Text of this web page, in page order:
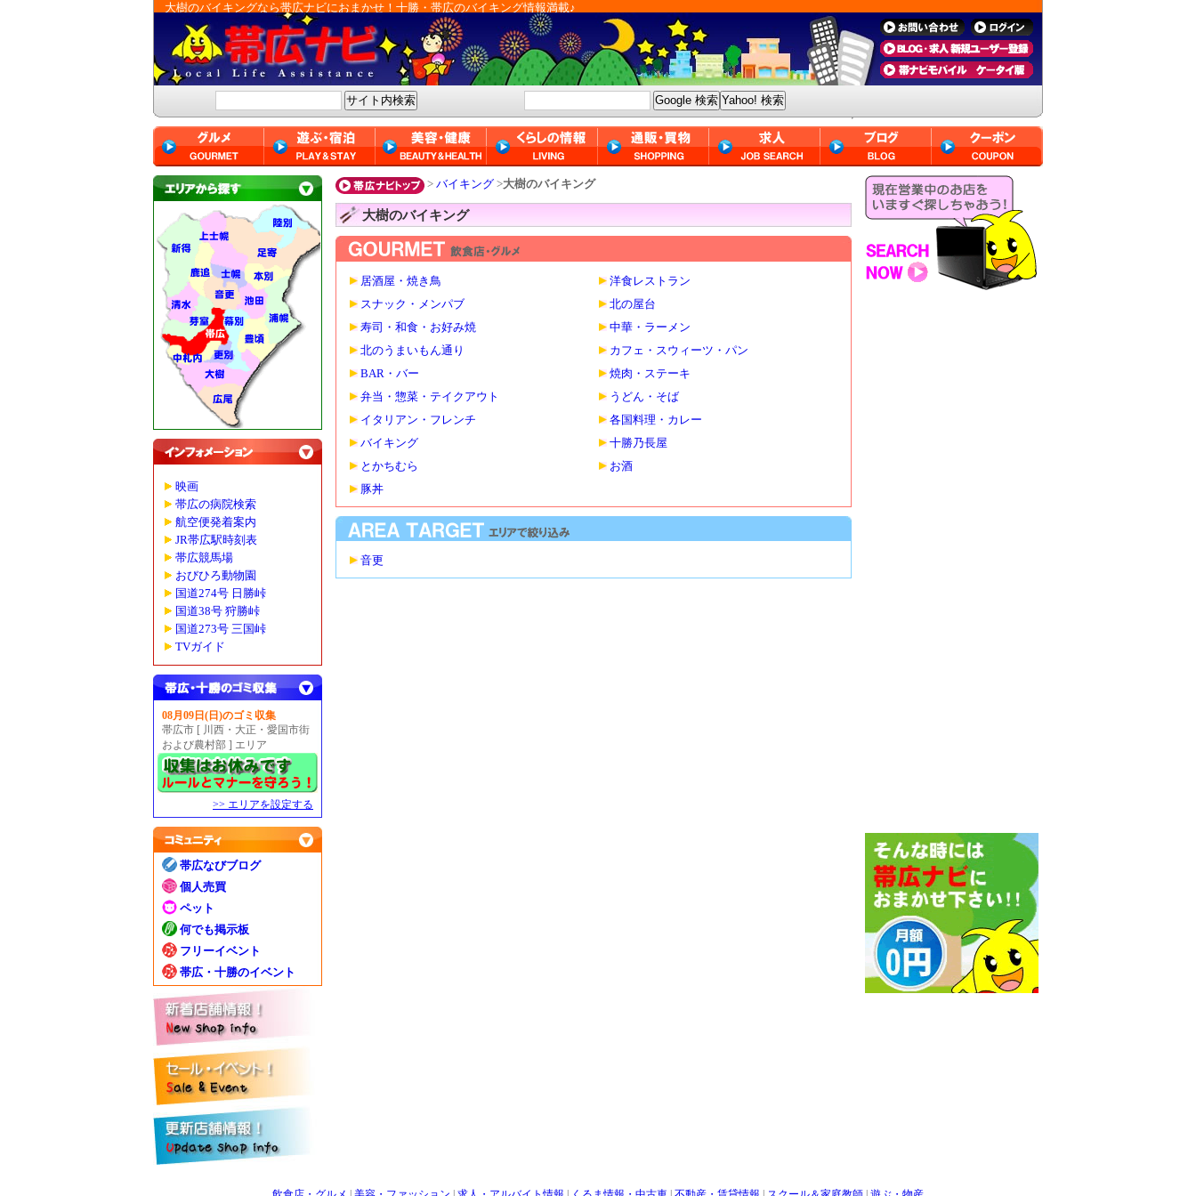
大樹のバイキングなら帯広ナビにおまかせ！十勝・帯広のバイキング情報満載♪
映画
帯広の病院検索
航空便発着案内
JR帯広駅時刻表
帯広競馬場
おびひろ動物園
国道274号 日勝峠
国道38号 狩勝峠
国道273号 三国峠
TVガイド
08月09日(日)のゴミ収集
帯広市 [ 川西・大正・愛国市街
および農村部 ] エリア
>> エリアを設定する
帯広なびブログ
個人売買
ペット
何でも掲示板
フリーイベント
帯広・十勝のイベント
> バイキング >大樹のバイキング
大樹のバイキング
居酒屋・焼き鳥
洋食レストラン
スナック・メンパブ
北の屋台
寿司・和食・お好み焼
中華・ラーメン
北のうまいもん通り
カフェ・スウィーツ・パン
BAR・バー
焼肉・ステーキ
弁当・惣菜・テイクアウト
うどん・そば
イタリアン・フレンチ
各国料理・カレー
バイキング
十勝乃長屋
とかちむら
お酒
豚丼
音更